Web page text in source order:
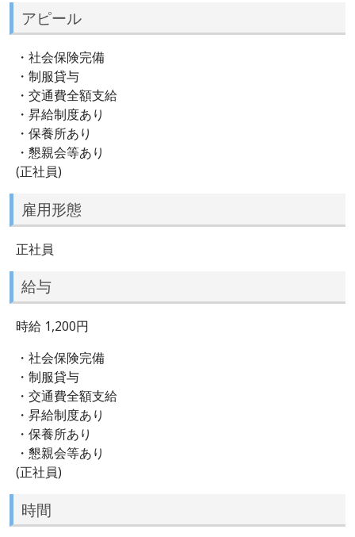
アピール
・社会保険完備
・制服貸与
・交通費全額支給
・昇給制度あり
・保養所あり
・懇親会等あり
(正社員)
雇用形態
正社員
給与
時給 1,200円
・社会保険完備
・制服貸与
・交通費全額支給
・昇給制度あり
・保養所あり
・懇親会等あり
(正社員)
時間